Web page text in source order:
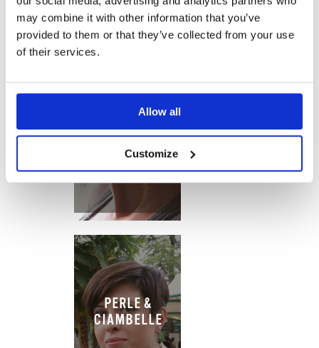
may combine it with other information that you’ve
provided to them or that they’ve collected from your use
of their services.
Allow all
Customize
ESSENZA IN
CUCINA
PERLE &
CIAMBELLE